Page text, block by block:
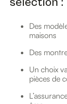
Des
maisons
Des
Un choix
pièces de